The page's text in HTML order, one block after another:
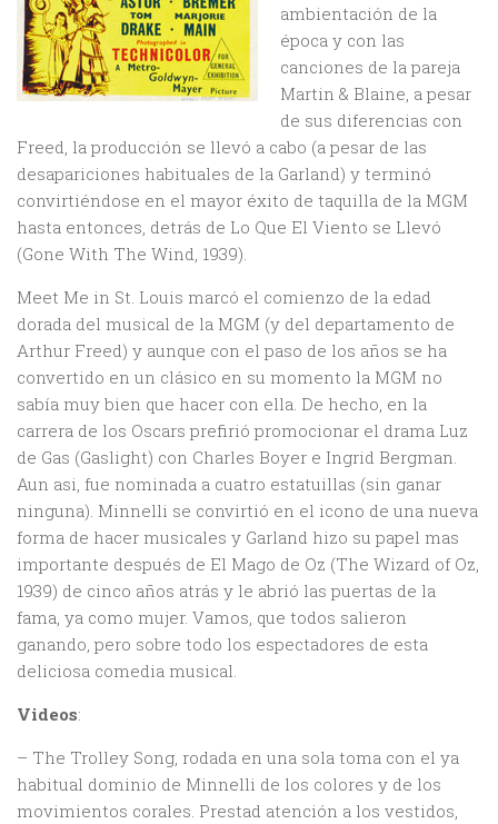
ambientación de la
época y con las
canciones de la pareja
Martin & Blaine, a pesar
de sus diferencias con
Freed, la producción se llevó a cabo (a pesar de las
desapariciones habituales de la Garland) y terminó
convirtiéndose en el mayor éxito de taquilla de la MGM
hasta entonces, detrás de Lo Que El Viento se Llevó
(Gone With The Wind, 1939).
Meet Me in St. Louis marcó el comienzo de la edad
dorada del musical de la MGM (y del departamento de
Arthur Freed) y aunque con el paso de los años se ha
convertido en un clásico en su momento la MGM no
sabía muy bien que hacer con ella. De hecho, en la
carrera de los Oscars prefirió promocionar el drama Luz
de Gas (Gaslight) con Charles Boyer e Ingrid Bergman.
Aun asi, fue nominada a cuatro estatuillas (sin ganar
ninguna). Minnelli se convirtió en el icono de una nueva
forma de hacer musicales y Garland hizo su papel mas
importante después de El Mago de Oz (The Wizard of Oz,
1939) de cinco años atrás y le abrió las puertas de la
fama, ya como mujer. Vamos, que todos salieron
ganando, pero sobre todo los espectadores de esta
deliciosa comedia musical.
Videos:
– The Trolley Song, rodada en una sola toma con el ya
habitual dominio de Minnelli de los colores y de los
movimientos corales. Prestad atención a los vestidos,